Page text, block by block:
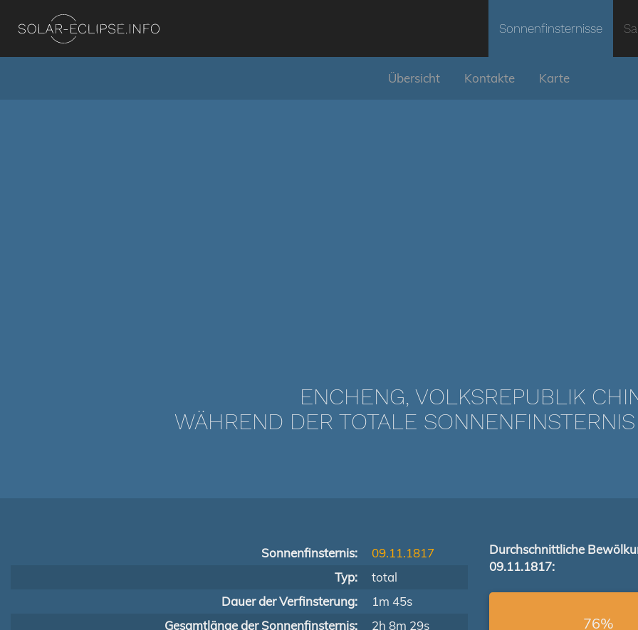
Sonnenfinsternisse
Übersicht Kontakte Karte
ENCHENG, VOLKSREPUBLIK
WÄHREND DER TOTALE SONNENFINSTERNIS
Sonnenfinsternis:
09.11.1817
Typ:
total
Dauer der Verfinsterung:
1m 45s
Gesamtlänge der Sonnenfinsternis:
2h 8m 29s
Durchschnittliche
09.11.1817:
76%